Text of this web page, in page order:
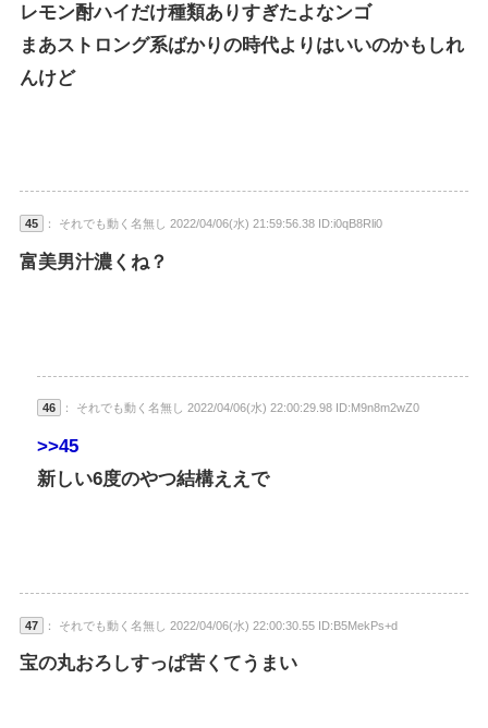
レモン酎ハイだけ種類ありすぎたよなンゴ
まあストロング系ばかりの時代よりはいいのかもしれ
んけど
45 ： それでも動く名無し 2022/04/06(水) 21:59:56.38 ID:i0qB8Rli0
富美男汁濃くね？
46 ： それでも動く名無し 2022/04/06(水) 22:00:29.98 ID:M9n8m2wZ0
>>45
新しい6度のやつ結構ええで
47 ： それでも動く名無し 2022/04/06(水) 22:00:30.55 ID:B5MekPs+d
宝の丸おろしすっぱ苦くてうまい